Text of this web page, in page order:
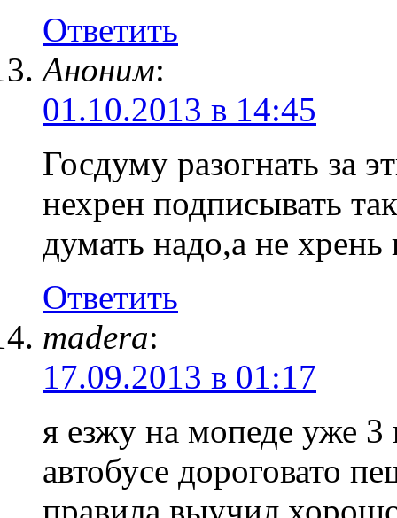
Ответить
Аноним:
01.10.2013 в 14:45
Госдуму разогнать за
нехрен подписывать
думать надо,а не хрень
Ответить
madera:
17.09.2013 в 01:17
я езжу на мопеде уже 3
автобусе дороговато